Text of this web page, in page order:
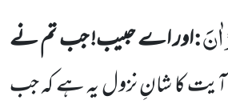
:اور اے حبیب! جب تم نے
کا شانِ نزول یہ ہے کہ جب